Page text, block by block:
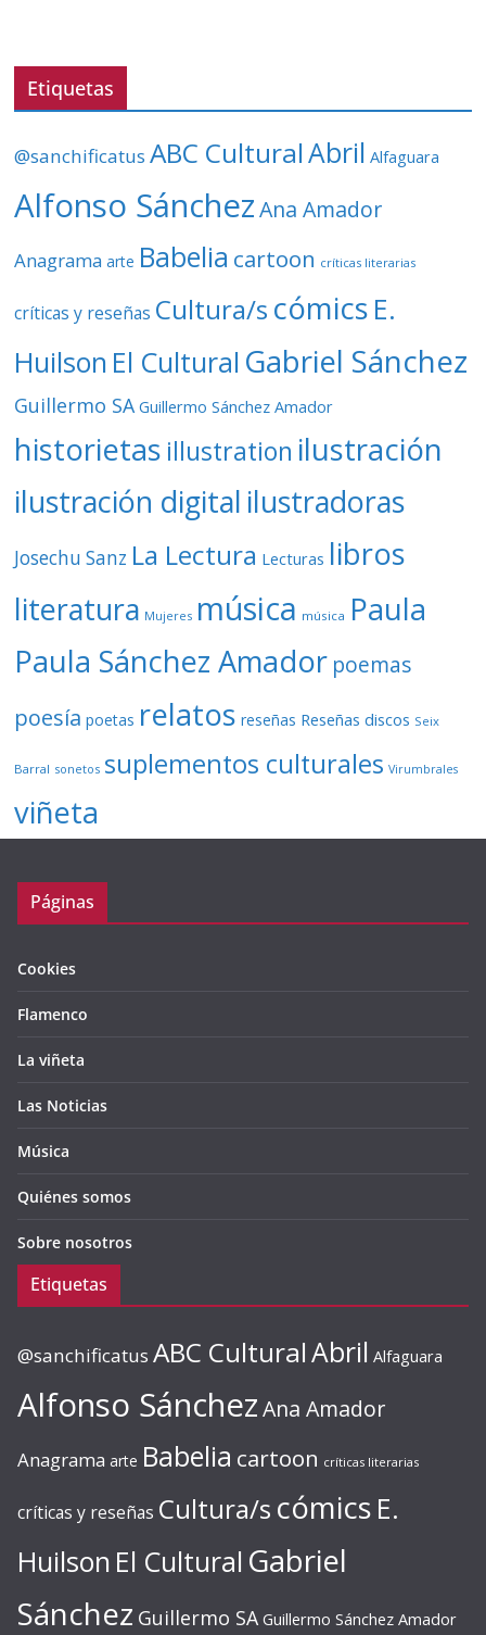
e
Etiquetas
@sanchificatus ABC CulturalAbril Alfaguara
Alfonso Sánchez Ana Amador
Anagrama arte Babelia cartoon críticas literarias
críticas y reseñas Cultura/s cómics E.
Huilson El Cultural Gabriel Sánchez
Guillermo SA Guillermo Sánchez Amador
historietas illustration ilustración
ilustración digital ilustradoras
Josechu Sanz La Lectura Lecturas libros
literatura Mujeres música música Paula
Paula Sánchez Amador poemas
poesía poetas relatos reseñas Reseñas discos Seix
Barral sonetos suplementos culturales Virumbrales
viñeta
Páginas
Cookies
Flamenco
La viñeta
Las Noticias
Música
Quiénes somos
Sobre nosotros
Etiquetas
@sanchificatus ABC CulturalAbril Alfaguara
Alfonso SánchezAna Amador
Anagrama arte Babelia cartoon críticas literarias
críticas y reseñas Cultura/s cómics E.
Huilson El Cultural Gabriel
Sánchez Guillermo SA Guillermo Sánchez Amador